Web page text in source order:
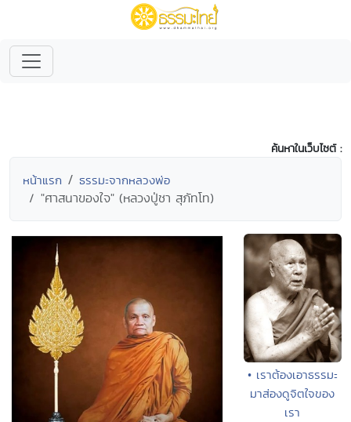
ค้นหาในเว็บไซต์ :
หน้าแรก ธรรมะจากหลวงพ่อ
"ศาสนาของใจ" (หลวงปู่ชา สุภัทโท)
• เราต้องเอาธรรมะ
มาส่องดูจิตใจของ
เรา